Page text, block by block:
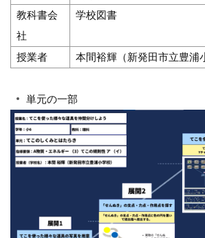
教科書会
社
学校図書
授業者 本間裕輝（新発田市立豊浦
単元の一部